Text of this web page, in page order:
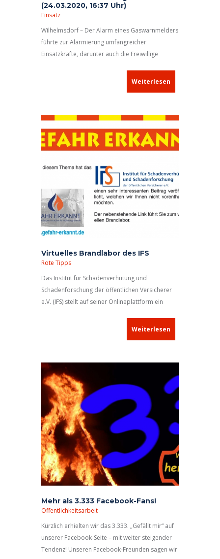
(24.03.2020, 16:37 Uhr)
Einsatz
Wilhelmsdorf – Der Alarm eines Gaswarnmelders
führte zur Alarmierung umfangreicher
Einsatzkräfte, darunter auch die Freiwillige
Schlagwort „Gasaustritt in Gebäude“. Während
Freiwilligen Feuerwehr Wilhelmsdorf. Nach deren
örtlichen Einsatzkräfte waren ausreichend. Ein
Einsatz der Feuerwehr Neustadt
Weiterlesen
Virtuelles Brandlabor des IFS
Rote Tipps
Das Institut für Schadenverhütung und
Schadenforschung der öffentlichen Versicherer
e.V. (IFS) stellt auf seiner Onlineplattform ein
Verfügung. Als Parallelinformation hierzu
im Haus ist versehentliche Einschalten des
Herdes. Das allein wäre noch kein Problem, doch
auf dem Kochfeld
Weiterlesen
Mehr als 3.333 Facebook-Fans!
Öffentlichkeitsarbeit
Kürzlich erhielten wir das 3.333. „Gefällt mir“ auf
unserer Facebook-Seite – mit weiter steigender
Tendenz! Unseren Facebook-Freunden sagen wir